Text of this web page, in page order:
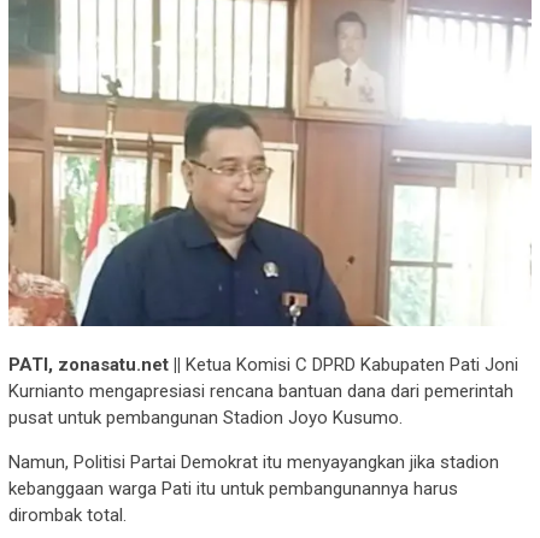
PATI, zonasatu.net || Ketua Komisi C DPRD Kabupaten Pati Joni
Kurnianto mengapresiasi rencana bantuan dana dari pemerintah
pusat untuk pembangunan Stadion Joyo Kusumo.
Namun, Politisi Partai Demokrat itu menyayangkan jika stadion
kebanggaan warga Pati itu untuk pembangunannya harus
dirombak total.